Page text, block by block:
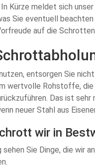
Kürze meldet sich
Sie eventuell
auf die
entsorgen Sie
wertvolle Rohstoffe,
Das ist
neuer Stahl aus
wir in
Sie Dinge, die wir